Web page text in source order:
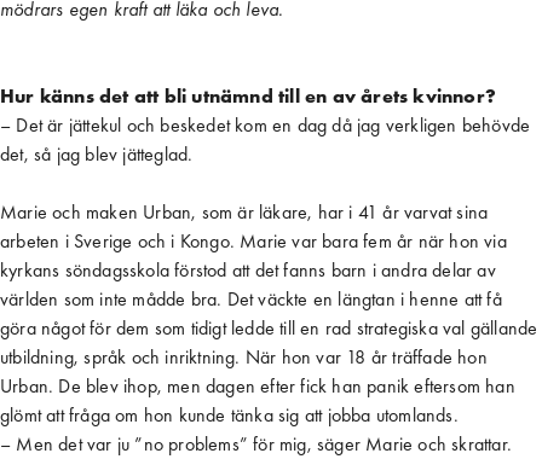
mödrars egen kraft att läka och leva.
Hur känns det att bli utnämnd till en av årets kvinnor?
– Det är jättekul och beskedet kom en dag då jag verkligen behövde
det, så jag blev jätteglad.
Marie och maken Urban, som är läkare, har i 41 år varvat sina
arbeten i Sverige och i Kongo. Marie var bara fem år när hon via
kyrkans söndagsskola förstod att det fanns barn i andra delar av
världen som inte mådde bra. Det väckte en längtan i henne att få
göra något för dem som tidigt ledde till en rad strategiska val gällande
utbildning, språk och inriktning. När hon var 18 år träffade hon
Urban. De blev ihop, men dagen efter fick han panik eftersom han
glömt att fråga om hon kunde tänka sig att jobba utomlands.
– Men det var ju ”no problems” för mig, säger Marie och skrattar.